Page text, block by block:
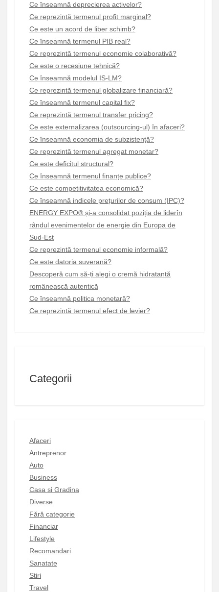
Ce înseamnă deprecierea activelor?
Ce reprezintă termenul profit marginal?
Ce este un acord de liber schimb?
Ce înseamnă termenul PIB real?
Ce reprezintă termenul economie colaborativă?
Ce este o recesiune tehnică?
Ce înseamnă modelul IS-LM?
Ce reprezintă termenul globalizare financiară?
Ce înseamnă termenul capital fix?
Ce reprezintă termenul transfer pricing?
Ce este externalizarea (outsourcing-ul) în afaceri?
Ce înseamnă economia de subzistență?
Ce reprezintă termenul agregat monetar?
Ce este deficitul structural?
Ce înseamnă termenul finanțe publice?
Ce este competitivitatea economică?
Ce înseamnă indicele prețurilor de consum (IPC)?
ENERGY EXPO® și-a consolidat poziția de liderîn
rândul evenimentelor de energie din Europa de
Sud-Est
Ce reprezintă termenul economie informală?
Ce este datoria suverană?
Descoperă cum să-ți alegi o cremă hidratantă
românească autentică
Ce înseamnă politica monetară?
Ce reprezintă termenul efect de levier?
Categorii
Afaceri
Antreprenor
Auto
Business
Casa si Gradina
Diverse
Fără categorie
Financiar
Lifestyle
Recomandari
Sanatate
Stiri
Travel